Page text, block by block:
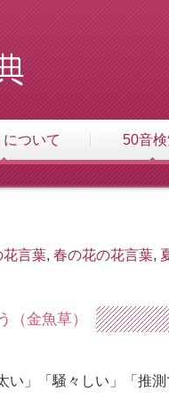
ついて 50音検
花言葉, 春の花の花言葉,
（金魚草）
い」「騒々しい」「推